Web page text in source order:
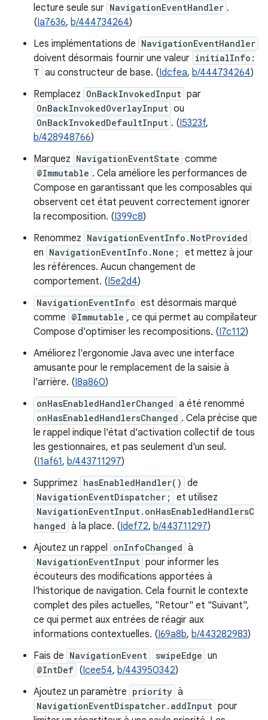
lecture seule sur NavigationEventHandler .
(Ia7636, b/444734264)
Les implémentations de NavigationEventHandler
doivent désormais fournir une valeur initialInfo:
T au constructeur de base. (Idcfea, b/444734264)
Remplacez OnBackInvokedInput par
OnBackInvokedOverlayInput ou
OnBackInvokedDefaultInput . (I5323f,
b/428948766)
Marquez NavigationEventState comme
@Immutable . Cela améliore les performances de
Compose en garantissant que les composables qui
observent cet état peuvent correctement ignorer
la recomposition. (I399c8)
Renommez NavigationEventInfo.NotProvided
en NavigationEventInfo.None;
et mettez à jour
les références. Aucun changement de
comportement. (I5e2d4)
NavigationEventInfo est désormais marqué
comme @Immutable , ce qui permet au compilateur
Compose d'optimiser les recompositions. (I7c112)
Améliorez l'ergonomie Java avec une interface
amusante pour le remplacement de la saisie à
l'arrière. (I8a860)
onHasEnabledHandlerChanged a été renommé
onHasEnabledHandlersChanged . Cela précise que
le rappel indique l'état d'activation collectif de tous
les gestionnaires, et pas seulement d'un seul.
(I1af61, b/443711297)
Supprimez hasEnabledHandler() de
NavigationEventDispatcher; et utilisez
NavigationEventInput.onHasEnabledHandlersC
hanged à la place. (Idef72, b/443711297)
Ajoutez un rappel onInfoChanged à
NavigationEventInput pour informer les
écouteurs des modifications apportées à
l'historique de navigation. Cela fournit le contexte
complet des piles actuelles, "Retour" et "Suivant",
ce qui permet aux entrées de réagir aux
informations contextuelles. (I69a8b, b/443282983)
Fais de NavigationEvent swipeEdge un
@IntDef (Icee54, b/443950342)
Ajoutez un paramètre priority à
NavigationEventDispatcher.addInput pour